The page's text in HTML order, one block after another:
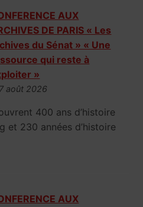
AUX
DE PARIS « Les
du Sénat » « Une
qui reste à
»
août 2026
400 ans d’histoire
et 230 années d’histoire
AUX